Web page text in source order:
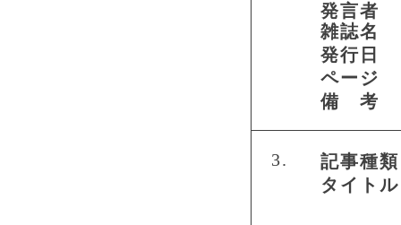
発言者
雑誌名
発行日
ページ
備 考
3.
記事種類
タイトル